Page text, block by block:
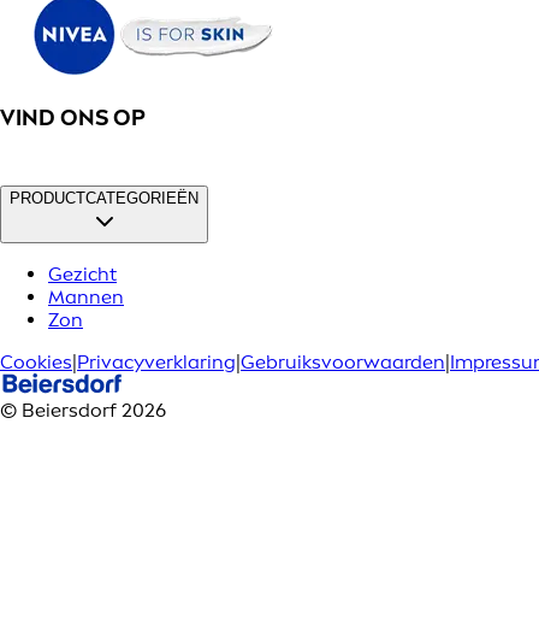
VIND ONS OP
PRODUCTCATEGORIEËN
Gezicht
Mannen
Zon
Cookies|Privacyverklaring|Gebruiksvoorwaarden|
© Beiersdorf 2026